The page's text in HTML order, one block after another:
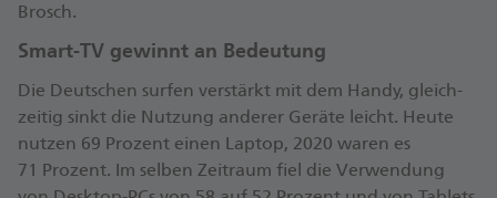
Brosch.
Smart-TV gewinnt an Bedeutung
Die Deutschen surfen ver­stärkt mit dem Handy, gleich­
zeitig sinkt die Nutzung anderer Geräte leicht. Heute
nutzen 69 Prozent einen Laptop, 2020 waren es
71 Prozent. Im selben Zeit­raum fiel die Ver­wendung